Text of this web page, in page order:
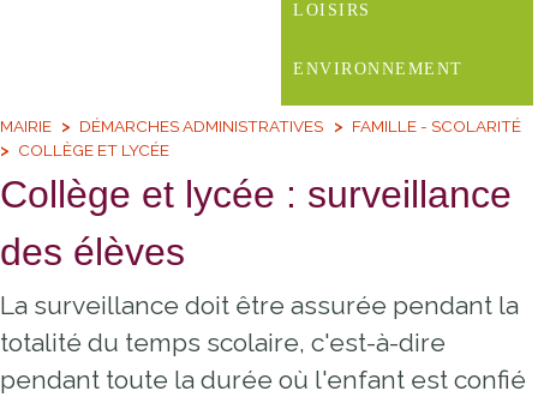
LOISIRS
ENVIRONNEMENT
MAIRIE DÉMARCHES ADMINISTRATIVES
FAMILLE - SCOLARITÉ
COLLÈGE ET LYCÉE
Collège et lycée : surveillance
des élèves
La surveillance doit être assurée pendant la
totalité du temps scolaire, c'est-à-dire
pendant toute la durée où l'enfant est confié